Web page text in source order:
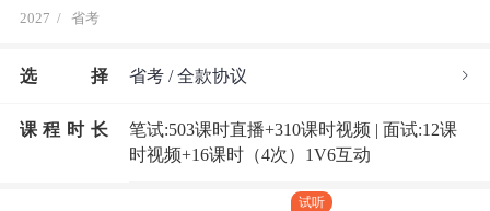
2027 / 省考
选 择 省考 / 全款协议
课程时长
笔试:503课时直播+310课时视频 | 面试:12课
时视频+16课时（4次）1V6互动
试听